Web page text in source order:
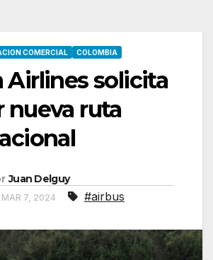
COMERCIAL COLOMBIA
Airlines solicita
nueva ruta
Juan Delguy
MAR 7, 2024 #airbus